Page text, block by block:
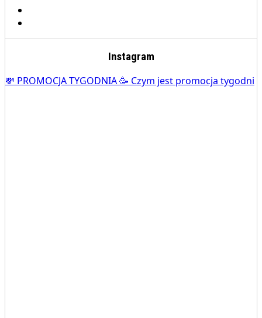
Instagram
💸 PROMOCJA TYGODNIA 🥳 Czym jest promocja tygodni